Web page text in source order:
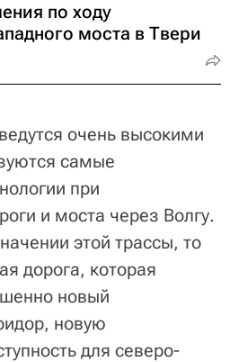
по ходу
моста в Твери
очень высокими
самые
при
и моста через Волгу.
этой трассы, то
дорога, которая
новый
новую
для северо-